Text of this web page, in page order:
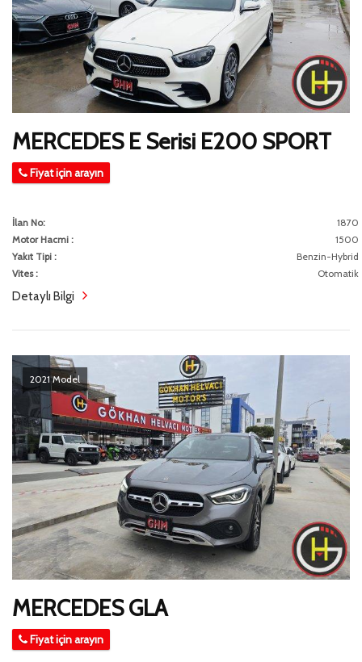
MERCEDES E Serisi E200 SPORT
Fiyat için arayın
İlan No:
1870
Motor Hacmi :
1500
Yakıt Tipi :
Benzin-Hybrid
Vites :
Otomatik
Detaylı Bilgi
2021 Model
MERCEDES GLA
Fiyat için arayın